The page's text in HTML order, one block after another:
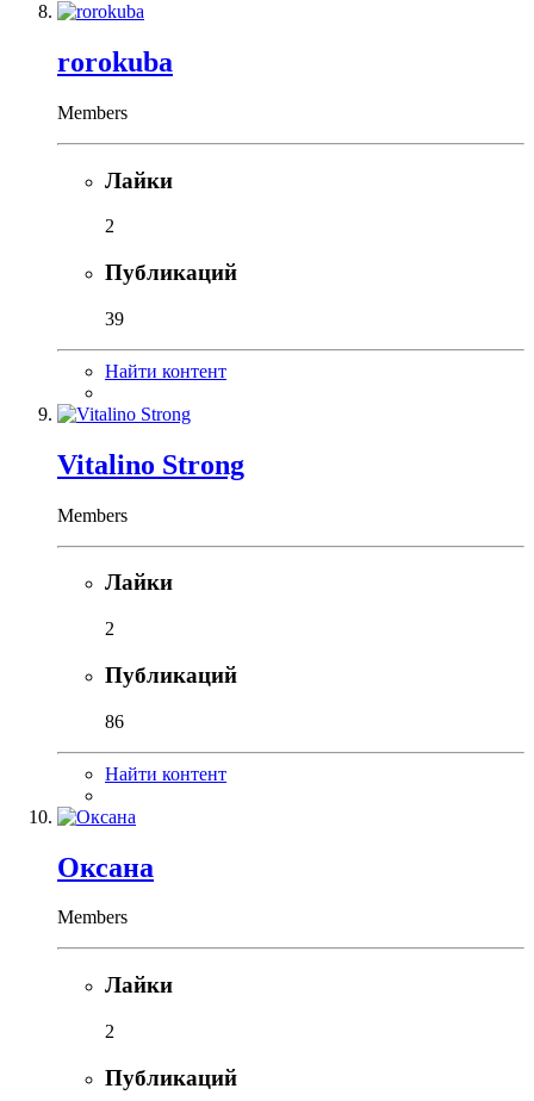
rorokuba
Members
Лайки
2
Публикаций
39
Найти контент
Vitalino Strong
Members
Лайки
2
Публикаций
86
Найти контент
Оксана
Members
Лайки
2
Публикаций